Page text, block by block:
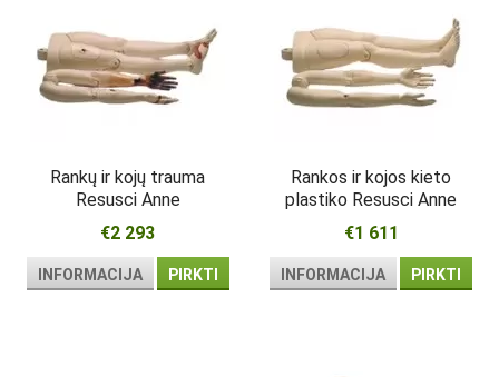
Rankų ir kojų trauma
Resusci Anne
€2 293
INFORMACIJA PIRKTI
Rankos ir kojos kieto
plastiko Resusci Anne
€1 611
INFORMACIJA PIRKTI